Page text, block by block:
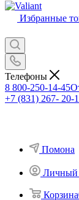
Избранные
Телефоны
8 800-250-14-45
+7 (831) 267- 20-
Помона
Личный
Корзина